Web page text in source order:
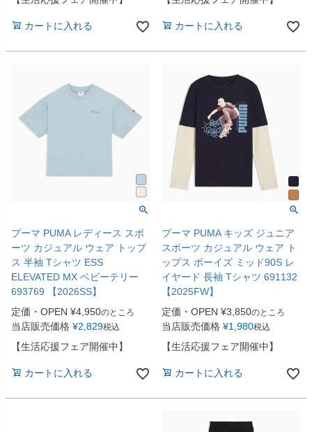
カートに入れる カートに入れる
プーマ PUMA レディース スポ
ーツ カジュアル ウェア トップ
ス 半袖 Tシャツ ESS
ELEVATED MX ベビーテリー
693769 【2026SS】
定価・OPEN ¥4,950のところ
当店販売価格 ¥2,829税込
【生活応援フェア開催中】
カートに入れる
プーマ PUMA キッズ ジュニア
スポーツ カジュアル ウェア ト
ップス ボーイズ ミッド90S レ
イヤード 長袖 Tシャツ 691132
【2025FW】
定価・OPEN ¥3,850のところ
当店販売価格 ¥1,980税込
【生活応援フェア開催中】
カートに入れる